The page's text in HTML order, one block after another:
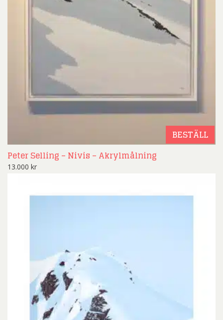
BESTÄLL
Peter Selling – Nivis – Akrylmålning
13.000 kr